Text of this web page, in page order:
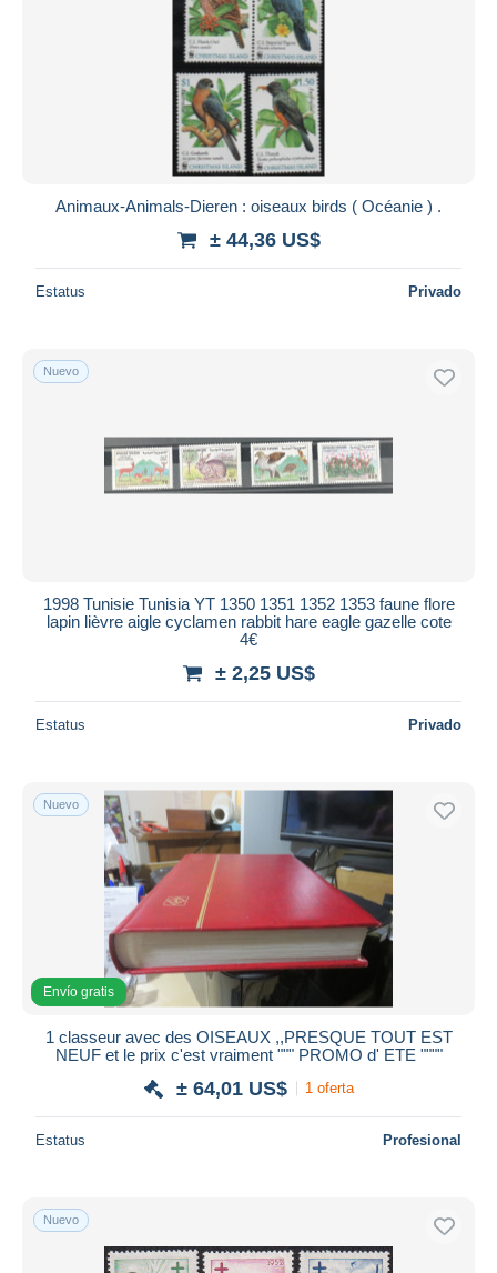
Animaux-Animals-Dieren : oiseaux birds ( Océanie ) .
± 44,36 US$
Estatus Privado
Nuevo
1998 Tunisie Tunisia YT 1350 1351 1352 1353 faune flore
lapin lièvre aigle cyclamen rabbit hare eagle gazelle cote
4€
± 2,25 US$
Estatus Privado
Nuevo
Envío gratis
1 classeur avec des OISEAUX ,,PRESQUE TOUT EST
NEUF et le prix c'est vraiment """ PROMO d' ETE """"
± 64,01 US$ 1 oferta
Estatus Profesional
Nuevo